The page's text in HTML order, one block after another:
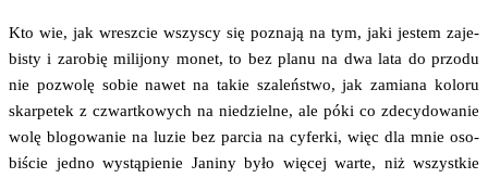
Kto wie, jak wresz­cie wszy­scy się pozna­ją na tym, jaki jestem zaje­
bi­sty i zaro­bię mili­jo­ny monet, to bez pla­nu na dwa lata do przo­du
nie pozwo­lę sobie nawet na takie sza­leń­stwo, jak zamia­na kolo­ru
skar­pe­tek z czwart­ko­wych na nie­dziel­ne, ale póki co zde­cy­do­wa­nie
wolę blo­go­wa­nie na luzie bez par­cia na cyfer­ki, więc dla mnie oso­
bi­ście jed­no wystą­pie­nie Jani­ny było wię­cej war­te, niż wszyst­kie